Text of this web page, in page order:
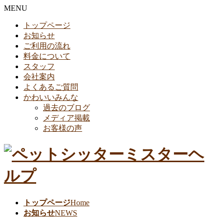
MENU
トップページ
お知らせ
ご利用の流れ
料金について
スタッフ
会社案内
よくあるご質問
かわいいみんな
過去のブログ
メディア掲載
お客様の声
トップページHome
お知らせNEWS